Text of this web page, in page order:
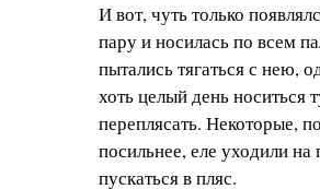
И вот, чуть только
пару и носилась по всем
пытались тягаться с нею,
хоть целый день носиться
переплясать. Некоторые,
посильнее, еле уходили
пускаться в пляс.